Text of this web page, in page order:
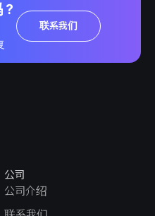
联系我们
公司
公司介绍